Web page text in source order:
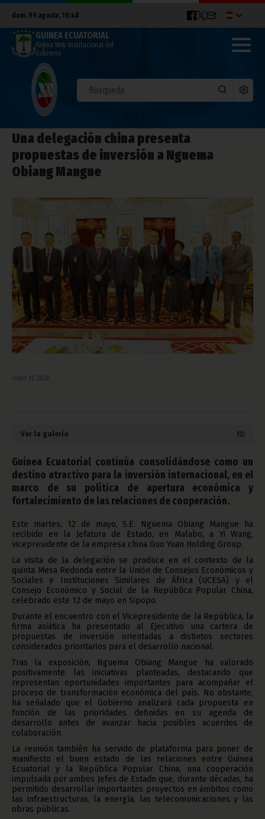
dom. 09 agosto, 10:48
GUINEA ECUATORIAL
Página Web Institucional del
Gobierno
Una delegación china presenta
propuestas de inversión a Nguema
Obiang Mangue
mayo 13, 2026
Ver la galería
Guinea Ecuatorial continúa consolidándose como un
destino atractivo para la inversión internacional, en el
marco de su política de apertura económica y
fortalecimiento de las relaciones de cooperación.
Este martes, 12 de mayo, S.E. Nguema Obiang Mangue ha
recibido en la Jefatura de Estado, en Malabo, a Yi Wang,
vicepresidente de la empresa china Guo Yuan Holding Group.
La visita de la delegación se produce en el contexto de la
quinta Mesa Redonda entre la Unión de Consejos Económicos y
Sociales e Instituciones Similares de África (UCESA) y el
Consejo Económico y Social de la República Popular China,
celebrado este 12 de mayo en Sipopo.
Durante el encuentro con el Vicepresidente de la República, la
firma asiática ha presentado al Ejecutivo una cartera de
propuestas de inversión orientadas a distintos sectores
considerados prioritarios para el desarrollo nacional.
Tras la exposición, Nguema Obiang Mangue ha valorado
positivamente las iniciativas planteadas, destacando que
representan oportunidades importantes para acompañar el
proceso de transformación económica del país. No obstante,
ha señalado que el Gobierno analizará cada propuesta en
función de las prioridades definidas en su agenda de
desarrollo antes de avanzar hacia posibles acuerdos de
colaboración.
La reunión también ha servido de plataforma para poner de
manifiesto el buen estado de las relaciones entre Guinea
Ecuatorial y la República Popular China, una cooperación
impulsada por ambos Jefes de Estado que, durante décadas, ha
permitido desarrollar importantes proyectos en ámbitos como
las infraestructuras, la energía, las telecomunicaciones y las
obras públicas.